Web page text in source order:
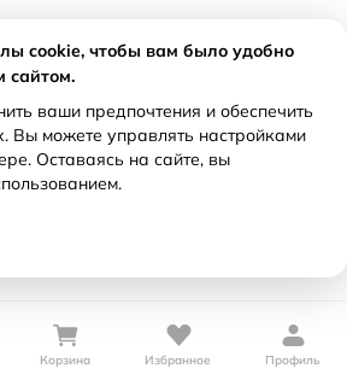
только при оформлении онлайн
Нет в наличии
Корзина Избранное Профиль
cookie, чтобы вам было удобно
сайтом.
ваши предпочтения и обеспечить
Вы можете управлять настройками
Оставаясь на сайте, вы